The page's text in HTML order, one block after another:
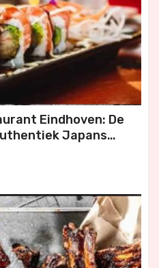
Eindhoven: De
Japans